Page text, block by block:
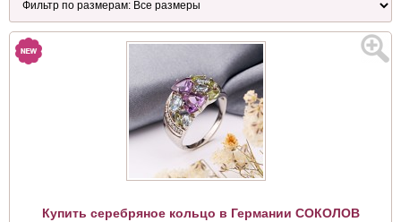
Купить серебряное кольцо в Германии СОКОЛОВ